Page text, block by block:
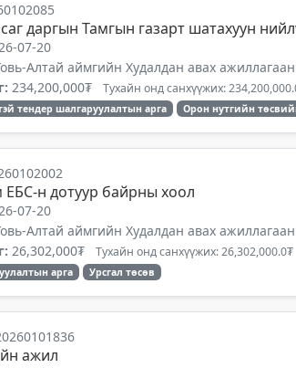
даргын Тамгын газарт шатахуун
07-20
Алтай аймгийн Худалдан авах
234,200,000₮ Тухайн онд санхүүжих:
тендер шалгаруулалтын арга Орон нутгийн
н дотуур байрны хоол
07-20
Алтай аймгийн Худалдан авах
26,302,000₮ Тухайн онд санхүүжих: 26,302,000.0₮
арга Урсгал төсөв
ажил